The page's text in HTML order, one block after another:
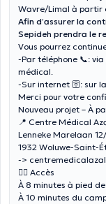
Wavre/Limal à partir
Afin d’assurer la
Sepideh
Vous pourrez
-Par téléphone 📞:
médical.
-Sur internet 🛜: sur
Merci pour votre
Nouveau projet – À
📍 Centre Médical
Lenneke Marelaan
1932 Woluwe-Saint-
->
🚶‍♂️ Accès
À 8 minutes à pied
À 10 minutes du